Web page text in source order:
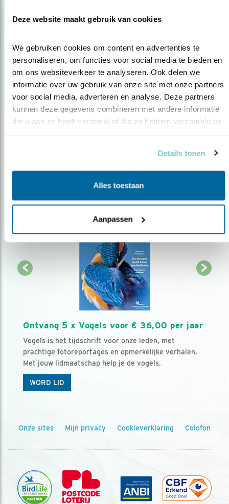
Deze website maakt gebruik van cookies
We gebruiken cookies om content en advertenties te
personaliseren, om functies voor social media te bieden en
om ons websiteverkeer te analyseren. Ook delen we
informatie over uw gebruik van onze site met onze partners
voor social media, adverteren en analyse. Deze partners
kunnen deze gegevens combineren met andere informatie
die u aan ze heeft verstrekt of die ze hebben verzameld op
Details tonen
Alles toestaan
Aanpassen
Op de hoogte blijven?
Meld je aan en ontvang nieuws, inspiratie, acties en tips
over vogels en activiteiten van Vogelbescherming.
Ontvang 5 x Vogels voor € 36,00 per jaar
Vogels is het tijdschrift voor onze leden, met
prachtige fotoreportages en opmerkelijke verhalen.
Met jouw lidmaatschap help je de vogels.
WORD LID
Onze sites Mijn privacy Cookieverklaring Colofon